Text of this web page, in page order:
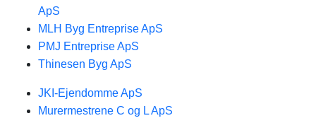
ApS
MLH Byg Entreprise ApS
PMJ Entreprise ApS
Thinesen Byg ApS
JKI-Ejendomme ApS
Murermestrene C og L ApS